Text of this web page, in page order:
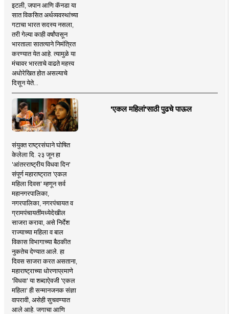
इटली, जपान आणि कॅनडा या
सात विकसित अर्थव्यवस्थांच्या
गटाचा भारत सदस्य नसला,
तरी गेल्या काही वर्षांपासून
भारताला सातत्याने निमंत्रित
करण्यात येत आहे. त्यामुळे या
मंचावर भारताचे वाढते महत्त्व
अधोरेखित होत असल्याचे
दिसून येते...
'एकल महिलां'साठी पुढचे पाऊल
संयुक्त राष्ट्रसंघाने घोषित
केलेला दि. २३ जून हा
'आंतरराष्ट्रीय विधवा दिन'
संपूर्ण महाराष्ट्रात 'एकल
महिला दिवस' म्हणून सर्व
महानगरपालिका,
नगरपालिका, नगरपंचायत व
ग्रामपंचायतींमध्येदेखील
साजरा करावा, असे निर्देश
राज्याच्या महिला व बाल
विकास विभागाच्या बैठकीत
नुकतेच देण्यात आले. हा
दिवस साजरा करत असताना,
महाराष्ट्राच्या धोरणाप्रमाणे
'विधवा' या शब्दाऐवजी 'एकल
महिला' ही सन्मानजनक संज्ञा
वापरावी, असेही सुचवण्यात
आले आहे. जगाचा आणि